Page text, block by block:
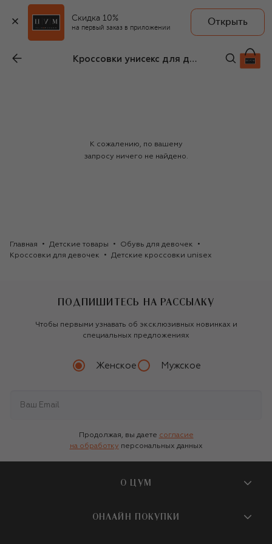
Скидка 10%
на первый заказ в приложении
Открыть
Кроссовки унисекс для детей MSGM kids
К сожалению, по вашему
запросу ничего не найдено.
Главная Детские товары
Обувь для девочек
Кроссовки для девочек
Детские кроссовки unisex
ПОДПИШИТЕСЬ НА РАССЫЛКУ
Чтобы первыми узнавать об эксклюзивных новинках и
специальных предложениях
Женское Мужское
Продолжая, вы даете согласие
на обработку персональных данных
О ЦУМ
О магазине
ОНЛАЙН ПОКУПКИ